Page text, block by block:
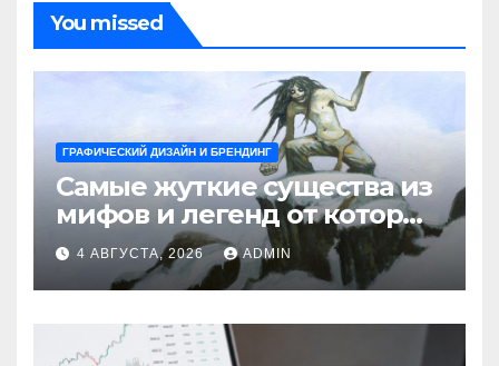
You missed
ГРАФИЧЕСКИЙ ДИЗАЙН И БРЕНДИНГ
Самые жуткие существа из
мифов и легенд от которых
стынет кровь
4 АВГУСТА, 2026 ADMIN